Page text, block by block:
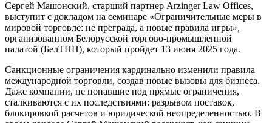
Сергей Машонский, старший партнер Arzinger Law Offices,
выступит с докладом на семинаре «Ограничительные меры в
мировой торговле: не преграда, а новые правила игры»,
организованном Белорусской торгово-промышленной
палатой (БелТПП), который пройдет 13 июня 2025 года.
Санкционные ограничения кардинально изменили правила
международной торговли, создав новые вызовы для бизнеса.
Даже компании, не попавшие под прямые ограничения,
сталкиваются с их последствиями: разрывом поставок,
блокировкой расчетов и юридической неопределенностью. В